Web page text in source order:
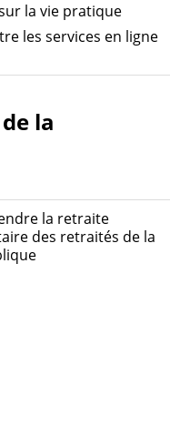
la vie pratique
les services en ligne
la
la retraite
des retraités de la